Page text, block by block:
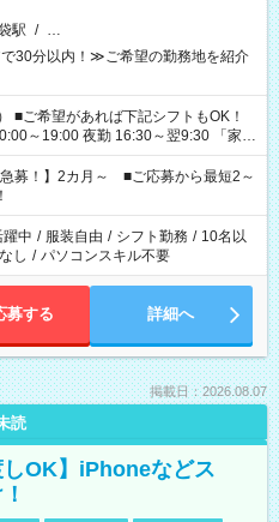
駅 / …
30分以内！≫ご希望の勤務地を紹介
～19:00 夜勤 16:30～翌9:30 「家族
裕を持って夕飯の準備がしたい」
い」 など、ご希望を教えてください
務時間。 合計で週40時間を超える場
急募！】2カ月～ ■ご応募から最短2～
中 / 服装自由 / シフト勤務 / 10名以
し / パソコンスキル不要
募する 詳細へ
掲載日：2026.08.07
読
しOK】iPhoneなどス